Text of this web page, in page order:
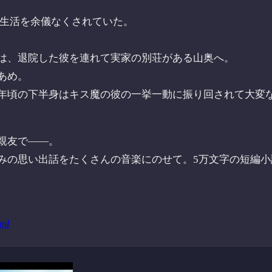
活を余儀なくされていた。
退院した彼を連れて実家の別荘がある山奥へ。
。
の下半身はキス魔の彼の一挙一動に振り回されて大変
友で――。
思い出話をたくさんの音楽にのせて。5万文字の短編小